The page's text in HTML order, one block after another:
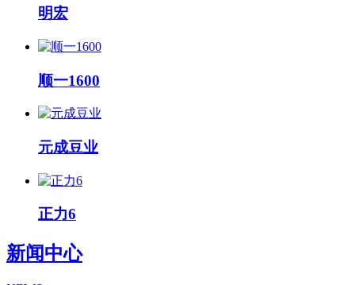
明宏
顺一1600
元成豆业
正力6
新闻中心